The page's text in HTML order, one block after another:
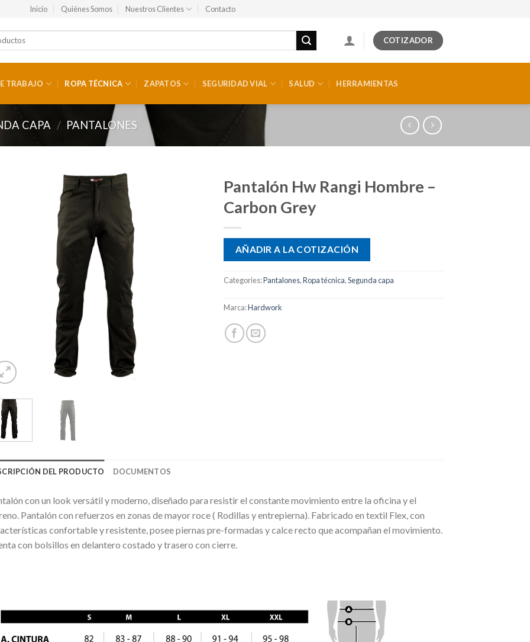
Inicio Quiénes Somos Nuestros Clientes Contacto
COTIZADOR
TRABAJO ROPA TÉCNICA ZAPATOS SEGURIDAD VIAL SALUD HERRAMIENTAS
CAPA / PANTALONES
Pantalón Hw Rangi Hombre –
Carbon Grey
AÑADIR A LA COTIZACIÓN
Categories:Pantalones,Ropa técnica,Segunda capa
Marca:Hardwork
DEL PRODUCTO DOCUMENTOS
con un look versátil y moderno, diseñado para resistir el constante movimiento entre la oficina y el
Pantalón con refuerzos en zonas de mayor roce ( Rodillas y entrepierna). Fabricado en textil Flex, con
confortable y resistente, posee piernas pre-formadas y calce recto que acompañan el movimiento.
con bolsillos en delantero costado y trasero con cierre.